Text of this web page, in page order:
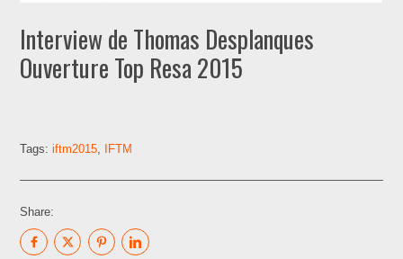
Interview de Thomas Desplanques
Ouverture Top Resa 2015
Tags:iftm2015 IFTM
Share: